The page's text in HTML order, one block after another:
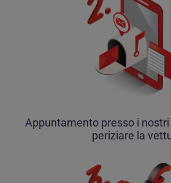
Appuntamento presso i
periziare la